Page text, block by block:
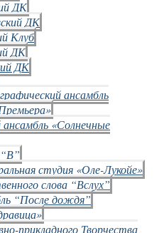
ДК
ДК
Клуб
ДК
ДК
ансамбль
«Солнечные
студия «Оле-Лукойе»
слова “Вслух”
“После дождя”
прикладного Творчества